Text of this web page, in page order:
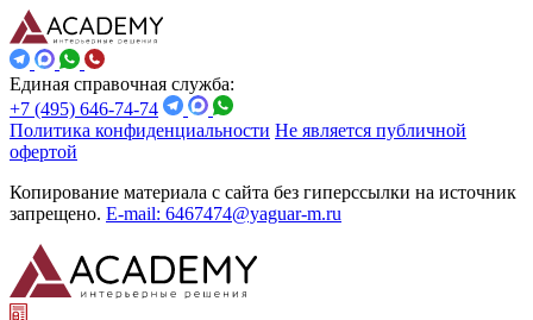
Единая справочная служба:
+7 (495) 646-74-74
Политика конфиденциальности Не является публичной
офертой
Копирование материала с сайта без гиперссылки на источник
запрещено. E-mail: 6467474@yaguar-m.ru